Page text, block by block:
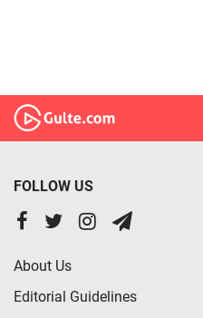
FOLLOW US
About Us
Editorial Guidelines